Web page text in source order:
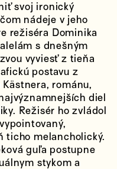
svoj ironický
nádeje v jeho
režiséra Dominika
s dnešným
vyviesť z tieňa
postavu z
románu,
diel
Režisér ho zvládol
ticho melancholický.
guľa postupne
stykom a